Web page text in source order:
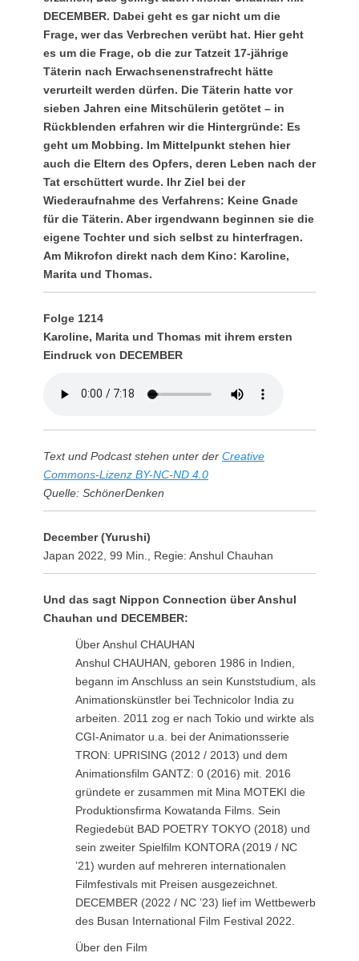
DECEMBER. Dabei geht es gar nicht um die
Frage, wer das Verbrechen verübt hat. Hier geht
es um die Frage, ob die zur Tatzeit 17-jährige
Täterin nach Erwachsenenstrafrecht hätte
verurteilt werden dürfen. Die Täterin hatte vor
sieben Jahren eine Mitschülerin getötet – in
Rückblenden erfahren wir die Hintergründe: Es
geht um Mobbing. Im Mittelpunkt stehen hier
auch die Eltern des Opfers, deren Leben nach der
Tat erschüttert wurde. Ihr Ziel bei der
Wiederaufnahme des Verfahrens: Keine Gnade
für die Täterin. Aber irgendwann beginnen sie die
eigene Tochter und sich selbst zu hinterfragen.
Am Mikrofon direkt nach dem Kino: Karoline,
Marita und Thomas.
Folge 1214
Karoline, Marita und Thomas mit ihrem ersten
Eindruck von DECEMBER
Text und Podcast stehen unter der Creative
Commons-Lizenz BY-NC-ND 4.0
Quelle: SchönerDenken
December (Yurushi)
Japan 2022, 99 Min., Regie: Anshul Chauhan
Und das sagt Nippon Connection über Anshul
Chauhan und DECEMBER:
Über Anshul CHAUHAN
Anshul CHAUHAN, geboren 1986 in Indien,
begann im Anschluss an sein Kunststudium, als
Animationskünstler bei Technicolor India zu
arbeiten. 2011 zog er nach Tokio und wirkte als
CGI-Animator u.a. bei der Animationsserie
TRON: UPRISING (2012 / 2013) und dem
Animationsfilm GANTZ: 0 (2016) mit. 2016
gründete er zusammen mit Mina MOTEKI die
Produktionsfirma Kowatanda Films. Sein
Regiedebüt BAD POETRY TOKYO (2018) und
sein zweiter Spielfilm KONTORA (2019 / NC
’21) wurden auf mehreren internationalen
Filmfestivals mit Preisen ausgezeichnet.
DECEMBER (2022 / NC ’23) lief im Wettbewerb
des Busan International Film Festival 2022.
Über den Film